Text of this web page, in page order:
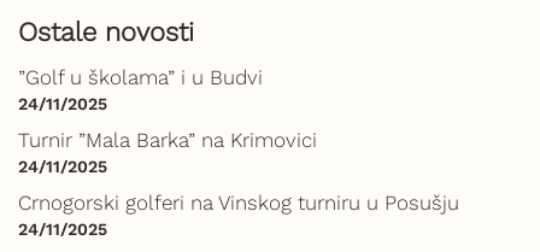
Ostale novosti
”Golf u školama” i u Budvi
24/11/2025
Turnir ”Mala Barka” na Krimovici
24/11/2025
Crnogorski golferi na Vinskog turniru u Posušju
24/11/2025